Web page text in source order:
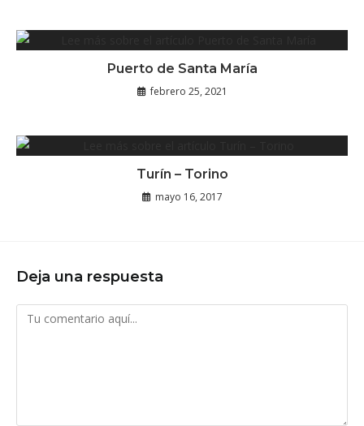
Puerto de Santa María
febrero 25, 2021
Turín – Torino
mayo 16, 2017
Deja una respuesta
Comentario